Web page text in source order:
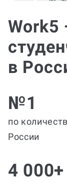
Work5
в
№1
по
России
4 000+